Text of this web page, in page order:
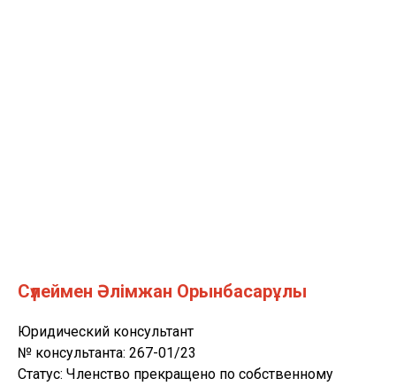
Сүлеймен Әлімжан Орынбасарұлы
Юридический консультант
№ консультанта: 267-01/23
Статус: Членство прекращено по собственному